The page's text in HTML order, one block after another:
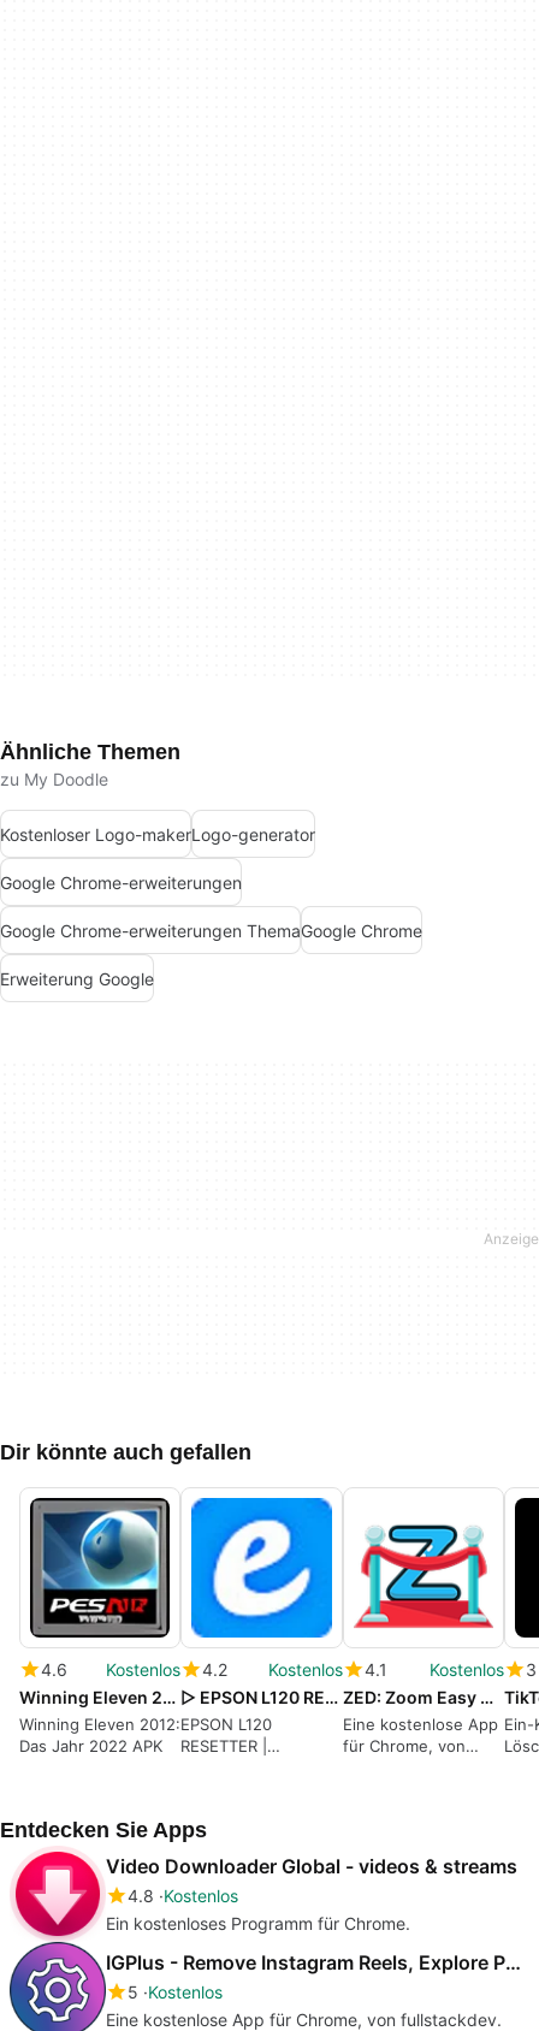
Ähnliche Themen
zu My Doodle
Kostenloser Logo-makerLogo-generator
Google Chrome-erweiterungen
Google Chrome-erweiterungen ThemaGoogle Chrome
Erweiterung Google
Dir könnte auch gefallen
4.6
Kostenlos
Winning Eleven 2012 APK Download v1.0.1
Winning Eleven 2012:
Das Jahr 2022 APK
4.2
Kostenlos
▷ EPSON L120 RESETTER | Adjustment Program
EPSON L120
RESETTER |
4.1
Kostenlos
ZED: Zoom Easy Downloader
Eine kostenlose App
für Chrome, von
3
Ein-
Entdecken Sie Apps
Video Downloader Global - videos & streams
4.8 Kostenlos
Ein kostenloses Programm für Chrome.
IGPlus - Remove Instagram Reels, Explore Page
5 Kostenlos
Eine kostenlose App für Chrome, von fullstackdev.